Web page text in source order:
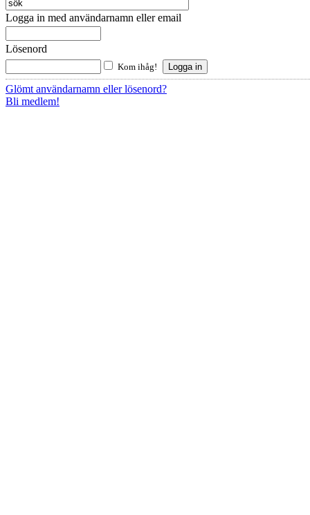
Logga in med användarnamn eller email
Lösenord
Kom ihåg!
Glömt användarnamn eller lösenord?
Bli medlem!